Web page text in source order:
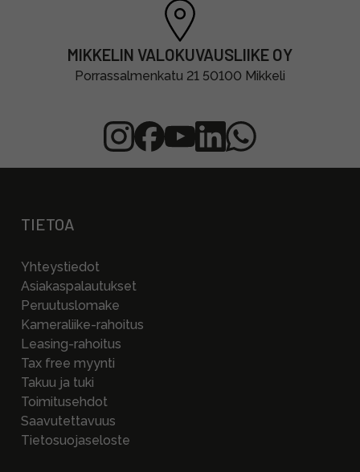
MIKKELIN VALOKUVAUSLIIKE OY
Porrassalmenkatu 21 50100 Mikkeli
TIETOA
Yhteystiedot
Asiakaspalautukset
Peruutuslomake
Kameraliike-rahoitus
Leasing-rahoitus
Tax free myynti
Takuu ja tuki
Toimitusehdot
Saavutettavuus
Tietosuojaseloste